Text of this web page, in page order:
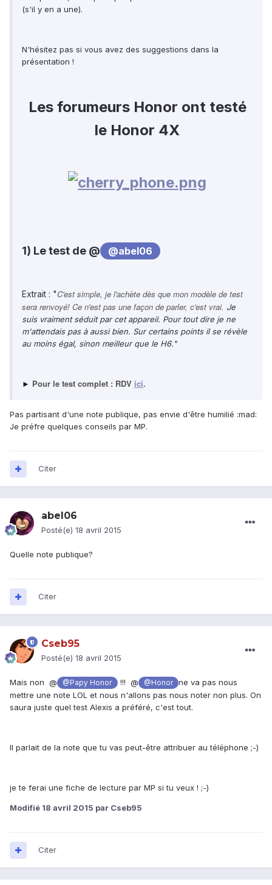
(s'il y en a une).
N'hésitez pas si vous avez des suggestions dans la
présentation !
Les forumeurs Honor ont testé
le Honor 4X
1) Le test de @ @abel06
Extrait : "C'est simple, je l'achète dès que mon modèle de test
sera renvoyé! Ce n'est pas une façon de parler, c'est vrai. Je
suis vraiment séduit par cet appareil. Pour tout dire je ne
m'attendais pas à aussi bien. Sur certains points il se révèle
au moins égal, sinon meilleur que le H6."
► Pour le test complet : RDV ici.
Pas partisant d'une note publique, pas envie d'être humilié :mad:
Je préfre quelques conseils par MP.
Citer
abel06
Posté(e) 18 avril 2015
Quelle note publique?
Citer
Cseb95
Posté(e) 18 avril 2015
Mais non @ @Papy Honor !!! @ @Honor
ne va pas nous
mettre une note LOL et nous n'allons pas nous noter non plus. On
saura juste quel test Alexis a préféré, c'est tout.
Il parlait de la note que tu vas peut-être attribuer au téléphone ;-)
je te ferai une fiche de lecture par MP si tu veux ! ;-)
Modifié 18 avril 2015 par Cseb95
Citer